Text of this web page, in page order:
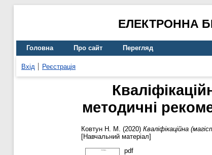
ЕЛЕКТРОННА
Головна Про сайт Перегляд
Вхід Реєстрація
методичні
Ковтун Н. М. (2020) Кваліфікаційна
[Навчальний матеріал]
pdf